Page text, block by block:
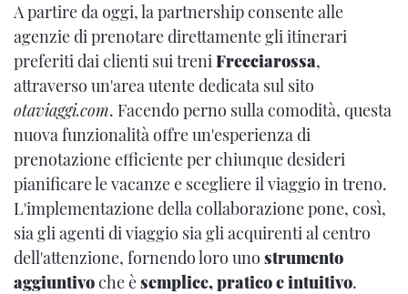
A partire da oggi, la partnership consente alle
agenzie di prenotare direttamente gli itinerari
preferiti dai clienti sui treniFrecciarossa,
attraverso un'area utente dedicata sul sito
otaviaggi.com. Facendo perno sulla comodità, questa
nuova funzionalità offre un'esperienza di
prenotazione efficiente per chiunque desideri
pianificare le vacanze e scegliere il viaggio in treno.
L'implementazione della collaborazione pone, così,
sia gli agenti di viaggio sia gli acquirenti al centro
dell'attenzione, fornendo loro uno strumento
aggiuntivoche èsemplice, pratico e intuitivo.